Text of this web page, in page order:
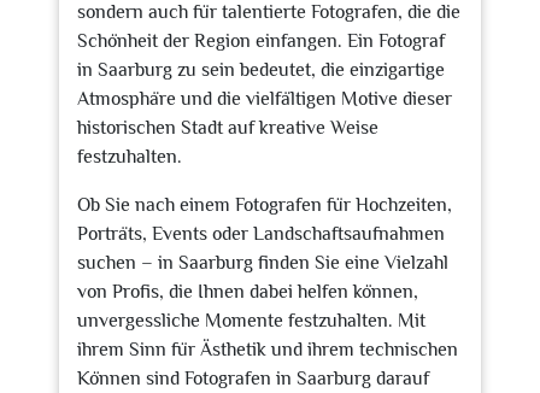
sondern auch für talentierte Fotografen, die die
Schönheit der Region einfangen. Ein Fotograf
in Saarburg zu sein bedeutet, die einzigartige
Atmosphäre und die vielfältigen Motive dieser
historischen Stadt auf kreative Weise
festzuhalten.
Ob Sie nach einem Fotografen für Hochzeiten,
Porträts, Events oder Landschaftsaufnahmen
suchen – in Saarburg finden Sie eine Vielzahl
von Profis, die Ihnen dabei helfen können,
unvergessliche Momente festzuhalten. Mit
ihrem Sinn für Ästhetik und ihrem technischen
Können sind Fotografen in Saarburg darauf